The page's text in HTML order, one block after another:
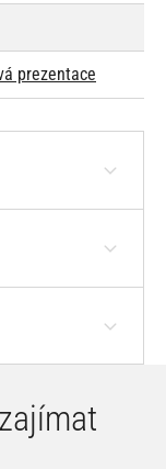
prezentace